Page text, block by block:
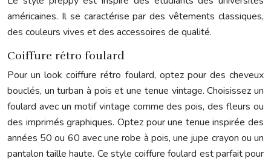
américaines. Il se caractérise par des vêtements classiques,
des couleurs vives et des accessoires de qualité.
Coiffure rétro foulard
Pour un look coiffure rétro foulard, optez pour des cheveux
bouclés, un turban à pois et une tenue vintage. Choisissez un
foulard avec un motif vintage comme des pois, des fleurs ou
des imprimés graphiques. Optez pour une tenue inspirée des
années 50 ou 60 avec une robe à pois, une jupe crayon ou un
pantalon taille haute. Ce style coiffure foulard est parfait pour